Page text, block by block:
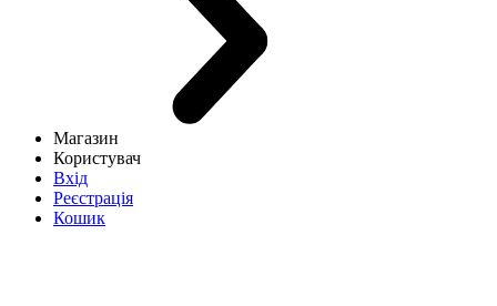
Магазин
Користувач
Вхід
Реєстрація
Кошик